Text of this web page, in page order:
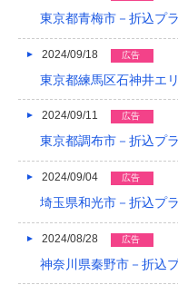
東京都青梅市－折込プ
2024/09/18 広告
東京都練馬区石神井エ
2024/09/11 広告
東京都調布市－折込プ
2024/09/04 広告
埼玉県和光市－折込プ
2024/08/28 広告
神奈川県秦野市－折込